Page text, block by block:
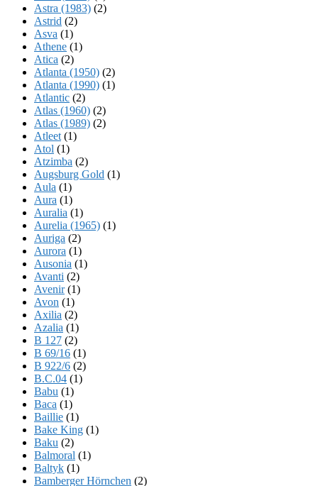
Astra (1983) (2)
Astrid (2)
Asva (1)
Athene (1)
Atica (2)
Atlanta (1950) (2)
Atlanta (1990) (1)
Atlantic (2)
Atlas (1960) (2)
Atlas (1989) (2)
Atleet (1)
Atol (1)
Atzimba (2)
Augsburg Gold (1)
Aula (1)
Aura (1)
Auralia (1)
Aurelia (1965) (1)
Auriga (2)
Aurora (1)
Ausonia (1)
Avanti (2)
Avenir(1)
Avon (1)
Axilia (2)
Azalia (1)
B 127 (2)
B 69/16 (1)
B 922/6 (2)
B.C.04 (1)
Babu (1)
Baca (1)
Baillie (1)
Bake King (1)
Baku (2)
Balmoral (1)
Baltyk (1)
Bamberger Hörnchen (2)